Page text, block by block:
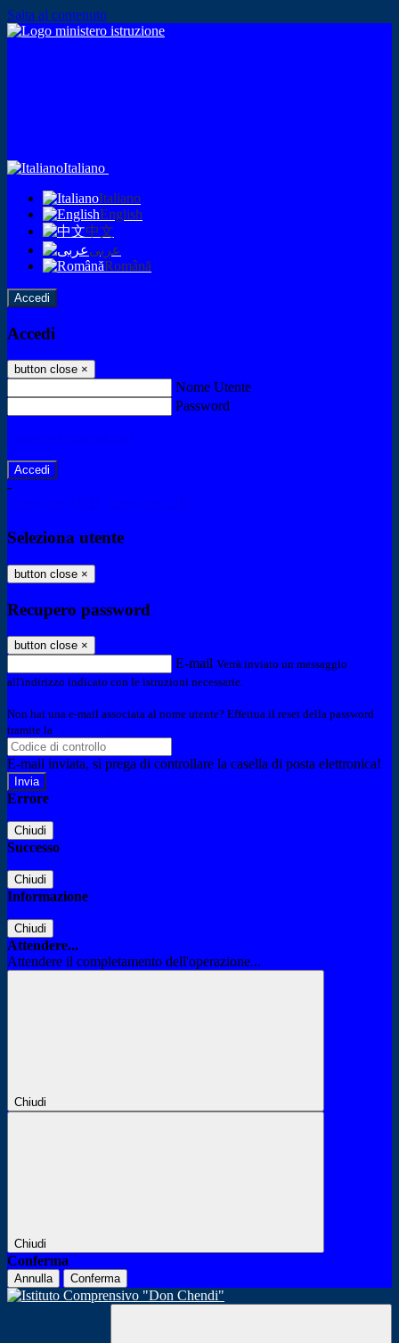
Salta al contenuto
Italiano
Italiano
English
中文
عربى
Română
Accedi
Accedi
button close ×
Nome Utente
Password
-
Seleziona utente
button close ×
Recupero password
button close ×
E-mail Verrà inviato un messaggio
all'indirizzo indicato con le istruzioni necessarie.
Non hai una e-mail associata al nome utente? Effettua il reset della password
tramite la
E-mail inviata, si prega di controllare la casella di posta elettronica!
Errore
Chiudi
Successo
Chiudi
Informazione
Chiudi
Attendere...
Attendere il completamento dell'operazione...
Chiudi
Chiudi
Conferma
Annulla Conferma